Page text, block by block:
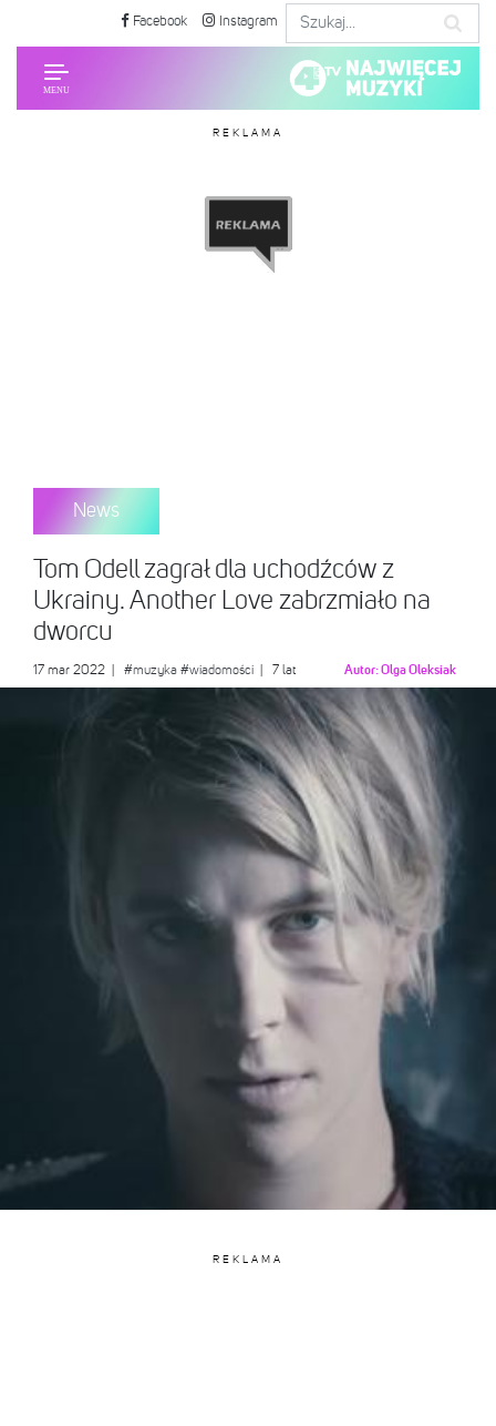
Facebook Instagram
REKLAMA
News
Tom Odell zagrał dla uchodźców z
Ukrainy. Another Love zabrzmiało na
dworcu
17 mar 2022 #muzyka #wiadomości | 7 lat Autor:Olga Oleksiak
REKLAMA